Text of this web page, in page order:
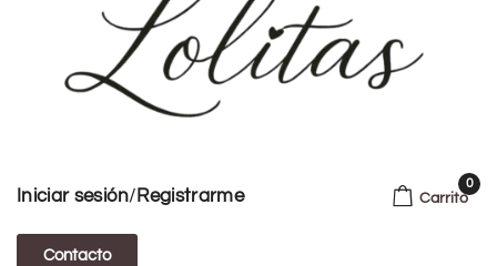
Iniciar sesión/ Registrarme
Contacto
Carrito
0